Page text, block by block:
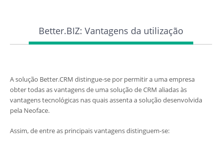
Better.BIZ: Vantagens da utilização
A solução Better.CRM distingue-se por permitir a uma empresa
obter todas as vantagens de uma solução de CRM aliadas às
vantagens tecnológicas nas quais assenta a solução desenvolvida
pela Neoface.
Assim, de entre as principais vantagens distinguem-se: